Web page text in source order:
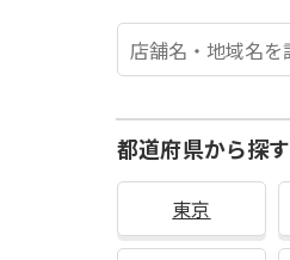
都道府県から探す
東京